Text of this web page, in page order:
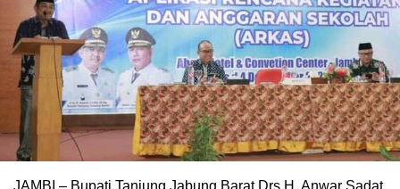
JAMBI – Bupati Tanjung Jabung Barat Drs H. Anwar Sadat,